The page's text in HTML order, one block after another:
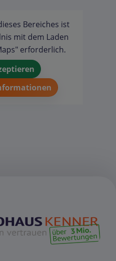
Bereiches ist
mit dem Laden
erforderlich.